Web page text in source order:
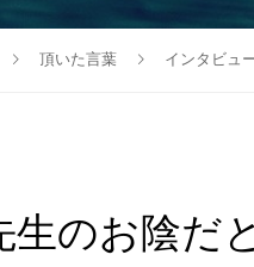
頂いた言葉 インタビュ
生のお陰だ